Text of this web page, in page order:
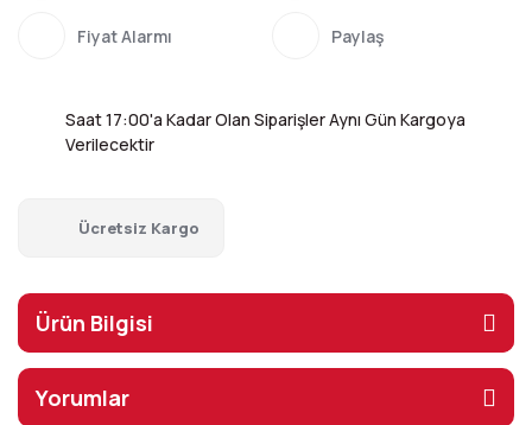
Fiyat Alarmı Paylaş
Saat 17:00'a Kadar Olan Siparişler Aynı Gün Kargoya
Verilecektir
Ücretsiz Kargo
Ürün Bilgisi
Yorumlar